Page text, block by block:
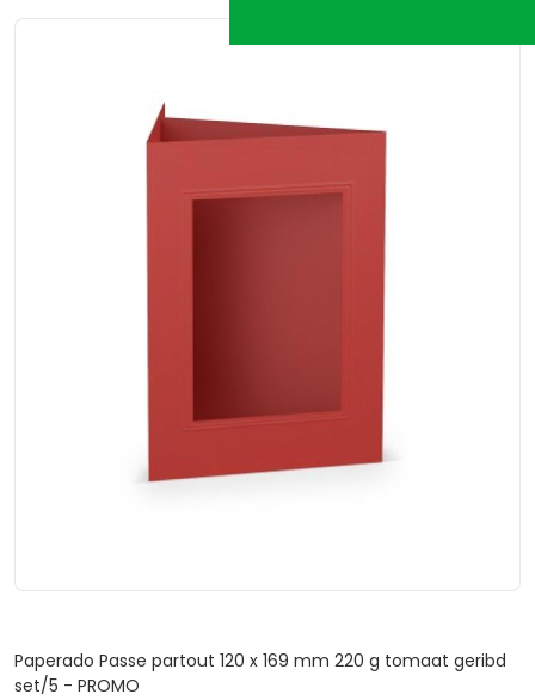
Paperado Passe partout 120 x 169 mm 220 g tomaat geribd
set/5 - PROMO